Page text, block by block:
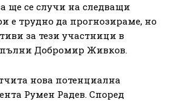
ще се случи на следващи
е трудно да прогнозираме, но
за тези участници в
Добромир Живков.
нова потенциална
Румен Радев. Според